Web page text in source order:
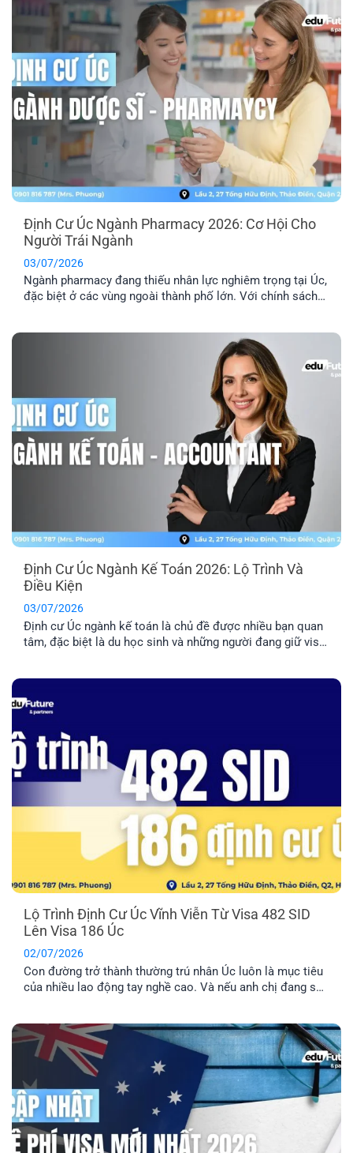
Định Cư Úc Ngành Pharmacy 2026: Cơ Hội Cho
Người Trái Ngành
03/07/2026
Ngành pharmacy đang thiếu nhân lực nghiêm trọng tại Úc,
đặc biệt ở các vùng ngoài thành phố lớn. Với chính sách
đang học ngành Dược, người trái ngành hoặc chưa [...]
Định Cư Úc Ngành Kế Toán 2026: Lộ Trình Và
Điều Kiện
03/07/2026
Định cư Úc ngành kế toán là chủ đề được nhiều bạn quan
tâm, đặc biệt là du học sinh và những người đang giữ visa
Lộ Trình Định Cư Úc Vĩnh Viễn Từ Visa 482 SID
Lên Visa 186 Úc
02/07/2026
Con đường trở thành thường trú nhân Úc luôn là mục tiêu
của nhiều lao động tay nghề cao. Và nếu anh chị đang sở
trình chi tiết để chuyển đổi từ visa tạm trú này sang visa
186 Úc, mở ra cánh cửa định cư lâu dài.